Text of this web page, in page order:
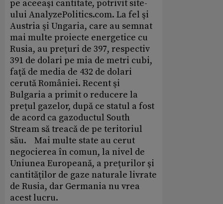
pe aceeaşi cantitate, potrivit site-
ului AnalyzePolitics.com. La fel şi
Austria şi Ungaria, care au semnat
mai multe proiecte energetice cu
Rusia, au preţuri de 397, respectiv
391 de dolari pe mia de metri cubi,
faţă de media de 432 de dolari
cerută României. Recent şi
Bulgaria a primit o reducere la
preţul gazelor, după ce statul a fost
de acord ca gazoductul South
Stream să treacă de pe teritoriul
său. Mai multe state au cerut
negocierea în comun, la nivel de
Uniunea Europeană, a preţurilor şi
cantităţilor de gaze naturale livrate
de Rusia, dar Germania nu vrea
acest lucru.